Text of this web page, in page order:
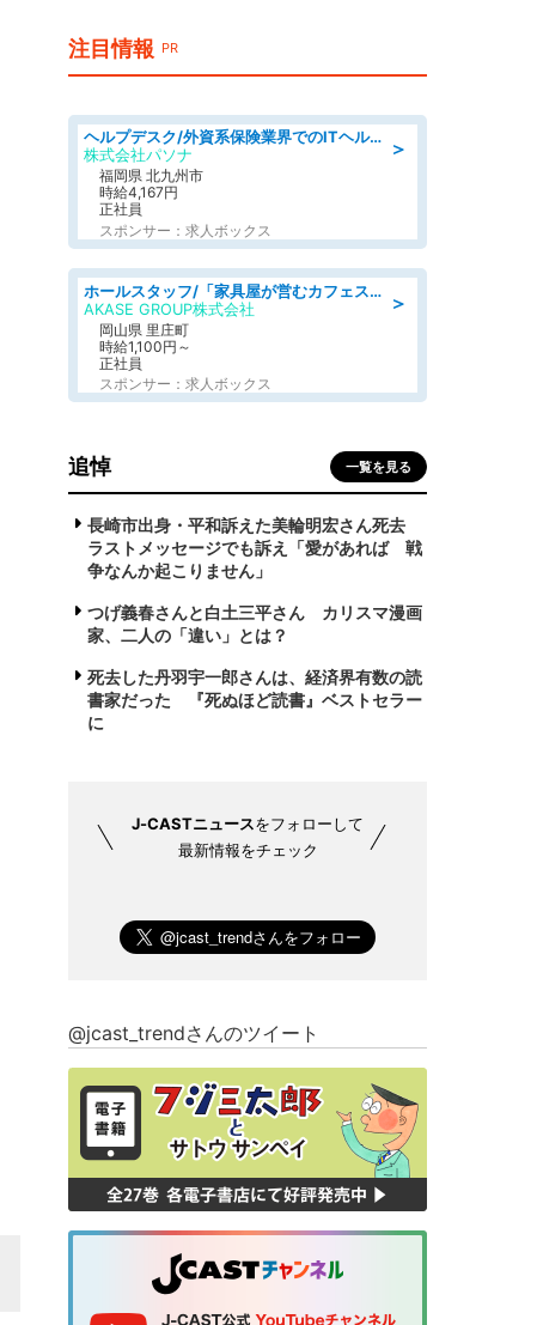
注目情報 PR
＞
ヘルプデスク/外資系保険業界でのITヘルプデスク業務/駅近/即日勤務可/ヘルプデスク
株式会社パソナ
福岡県 北九州市
時給4,167円
正社員
スポンサー：求人ボックス
＞
ホールスタッフ/「家具屋が営むカフェスタッフ!」週2日～OK!嬉しいまかない付き/岡山県/浅口郡里庄町
AKASE GROUP株式会社
岡山県 里庄町
時給1,100円～
正社員
スポンサー：求人ボックス
追悼 一覧を見る
長崎市出身・平和訴えた美輪明宏さん死去
ラストメッセージでも訴え「愛があれば 戦
争なんか起こりません」
つげ義春さんと白土三平さん カリスマ漫画
家、二人の「違い」とは？
死去した丹羽宇一郎さんは、経済界有数の読
書家だった 『死ぬほど読書』ベストセラー
に
J-CASTニュースをフォローして
最新情報をチェック
@jcast_trendさんのツイート